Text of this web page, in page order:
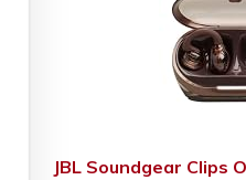
JBL Soundgear Clips